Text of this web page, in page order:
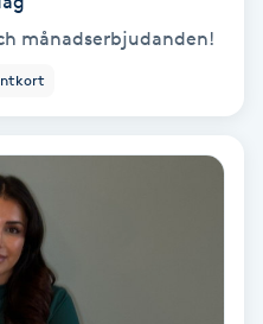
månadserbjudanden!